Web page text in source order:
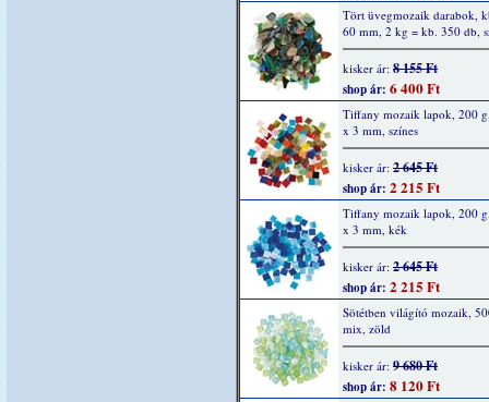
Tört üvegmozaik darabok,
60 mm, 2 kg = kb. 350 db,
kisker ár: 8 155 Ft
shop ár: 6 400 Ft
Tiffany mozaik lapok, 200
x 3 mm, színes
kisker ár: 2 645 Ft
shop ár: 2 215 Ft
Tiffany mozaik lapok, 200
x 3 mm, kék
kisker ár: 2 645 Ft
shop ár: 2 215 Ft
Sötétben világító mozaik,
mix, zöld
kisker ár: 9 680 Ft
shop ár: 8 120 Ft